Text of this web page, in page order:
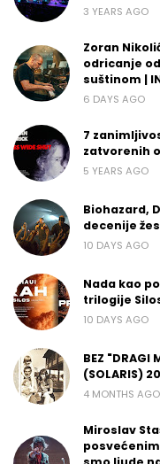
3 YEARS AGO
Zoran
odricanje
suštinom |
6 DAYS AGO
7
zatvorenih
5 YEARS AGO
Biohazard,
decenije
10 DAYS AGO
Nada kao
trilogije
10 DAYS AGO
BEZ
(SOLARIS)
4 MONTHS AGO
Miroslav